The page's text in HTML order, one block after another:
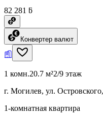
82 281 ƃ
Конвертер валют
1 комн.20.7 м²2/9 этаж
г. Могилев, ул.
1-комнатная квартира